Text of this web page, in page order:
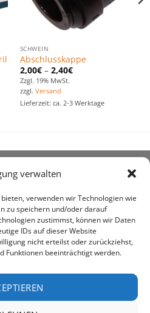
verwalten
verwenden wir Technologien wie
zu speichern und/oder darauf
zustimmst, können wir Daten
IDs auf dieser Website
nicht erteilst oder zurückziehst,
Funktionen beeinträchtigt werden.
SCHWEIN
Abschlusskappe
2,00€– 2,40€
Zzgl. 19% MwSt.
zzgl. Versand
Lieferzeit: ca. 2-3 Werktage
Bedarfsartikel geht.